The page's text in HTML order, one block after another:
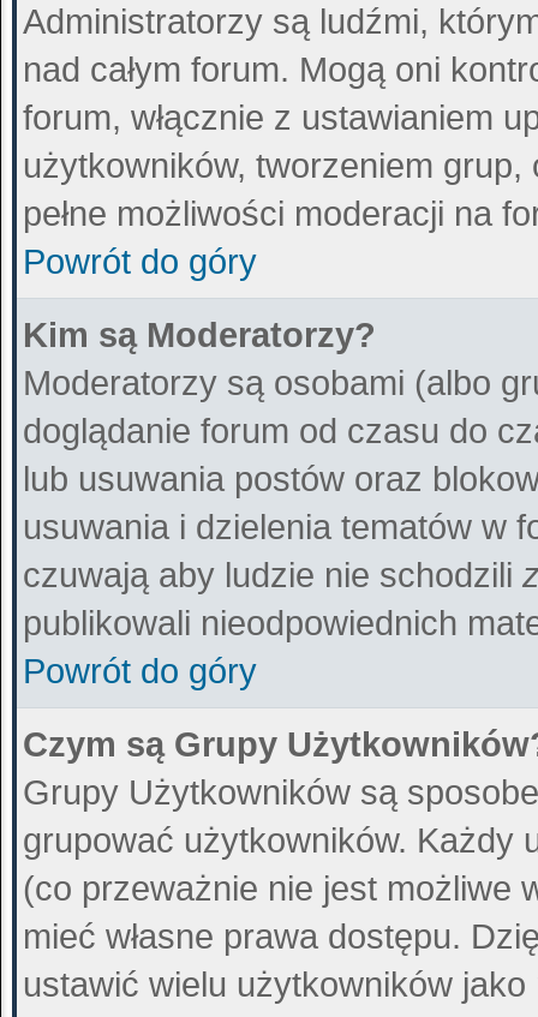
Administratorzy są ludźmi,
nad całym forum. Mogą oni
forum, włącznie z ustawianiem
użytkowników, tworzeniem
pełne możliwości moderacji na
Powrót do góry
Kim są Moderatorzy?
Moderatorzy są osobami (albo
doglądanie forum od czasu do
lub usuwania postów oraz
usuwania i dzielenia tematów w
czuwają aby ludzie nie schodzili
publikowali nieodpowiednich
Powrót do góry
Czym są Grupy
Grupy Użytkowników są
grupować użytkowników. Każdy
(co przeważnie nie jest możliwe
mieć własne prawa dostępu.
ustawić wielu użytkowników